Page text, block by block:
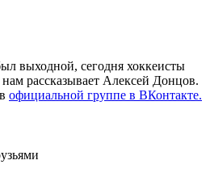
выходной, сегодня хоккеисты
рассказывает Алексей Донцов.
официальной группе в ВКонтакте.